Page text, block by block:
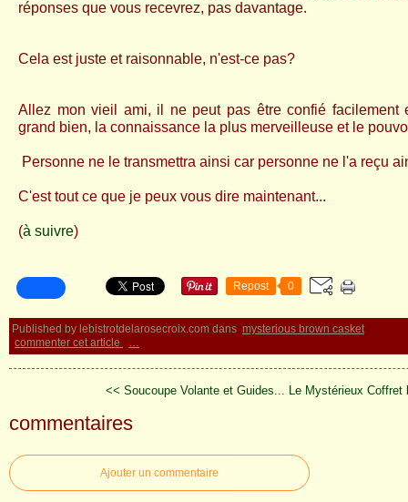
réponses que vous recevrez, pas davantage.
Cela est juste et raisonnable, n'est-ce pas?
Allez mon vieil ami, il ne peut pas être confié facilement
grand bien, la connaissance la plus merveilleuse et le
Personne ne le transmettra ainsi car personne ne l'a reçu
C'est tout ce que je peux vous dire maintenant...
(à suivre)
Repost 0
Published by lebistrotdelarosecroix.com dans mysterious brown casket
commenter cet article
…
<< Soucoupe Volante et Guides... Le Mystérieux Coffret
commentaires
Ajouter un commentaire